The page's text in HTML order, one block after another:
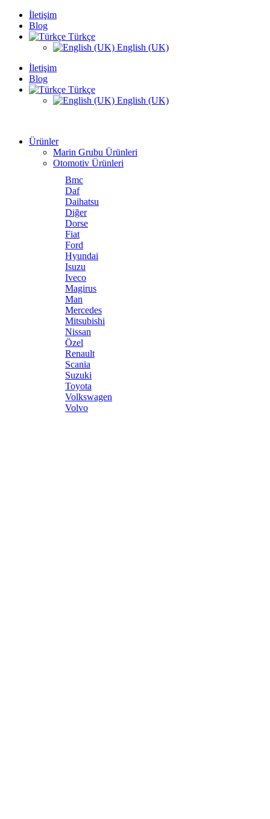
İletişim
Blog
Türkçe
English (UK)
İletişim
Blog
Türkçe
English (UK)
Ürünler
Marin Grubu Ürünleri
Otomotiv Ürünleri
Bmc
Daf
Daihatsu
Diğer
Dorse
Fiat
Ford
Hyundai
Isuzu
Iveco
Magirus
Man
Mercedes
Mitsubishi
Nissan
Özel
Renault
Scania
Suzuki
Toyota
Volkswagen
Volvo